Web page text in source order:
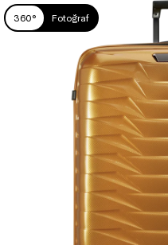
360° Fotoğraf